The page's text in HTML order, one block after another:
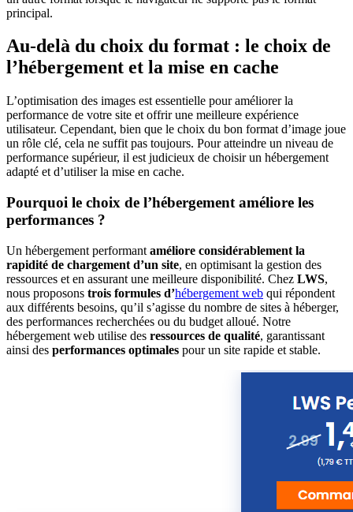
principal.
Au-delà du choix du format : le choix de
l’hébergement et la mise en cache
L’optimisation des images est essentielle pour améliorer la
performance de votre site et offrir une meilleure expérience
utilisateur. Cependant, bien que le choix du bon format d’image joue
un rôle clé, cela ne suffit pas toujours. Pour atteindre un niveau de
performance supérieur, il est judicieux de choisir un hébergement
adapté et d’utiliser la mise en cache.
Pourquoi le choix de l’hébergement améliore les
performances ?
Un hébergement performant améliore considérablement la
rapidité de chargement d’un site, en optimisant la gestion des
ressources et en assurant une meilleure disponibilité. Chez LWS,
nous proposons trois formules d’hébergement web qui répondent
aux différents besoins, qu’il s’agisse du nombre de sites à héberger,
des performances recherchées ou du budget alloué. Notre
hébergement web utilise des ressources de qualité, garantissant
ainsi des performances optimales pour un site rapide et stable.